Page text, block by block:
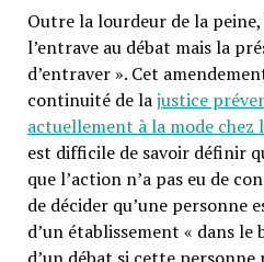
Outre la lourdeur de la
l’entrave au débat mais la
d’entraver ». Cet
continuité de lajustice
actuellement à la mode chez
est difficile de savoir définir
que l’action n’a pas eu de
de décider qu’une personne
d’un établissement « dans